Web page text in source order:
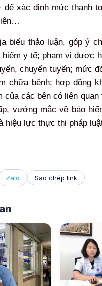
xác định mức thanh
biểu thảo luận, góp ý
y tế; phạm vi được
chuyển tuyến; mức
chữa bệnh; hợp đồng
của các bên có liên
vướng mắc về bảo
hiệu lực thực thi pháp
Zalo Sao chép link